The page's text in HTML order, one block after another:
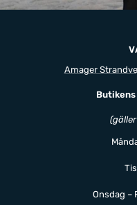
Amager
Onsdag –